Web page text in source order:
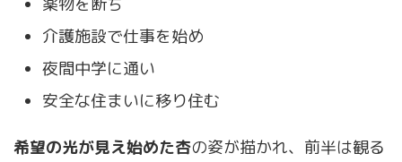
介護施設で仕事を始め
夜間中学に通い
安全な住まいに移り住む
希望の光が見え始めた杏の姿が描かれ、前半は観る